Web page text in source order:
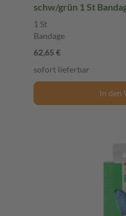
schw/grün 1 St
1 St
Bandage
62,65 €
sofort lieferbar
In den